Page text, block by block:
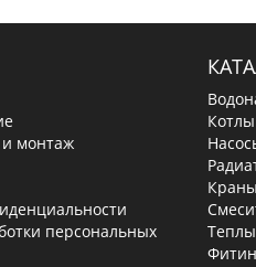
и монтаж
персональных
Краны